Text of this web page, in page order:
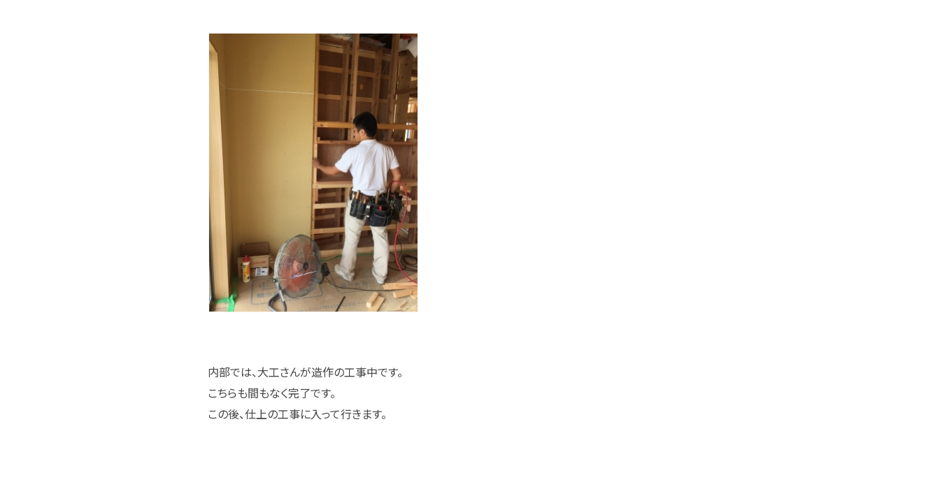
内部では、大工さんが造作の工事中です。
こちらも間もなく完了です。
この後、仕上の工事に入って行きます。